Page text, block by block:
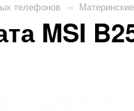
телефонов →
MSI